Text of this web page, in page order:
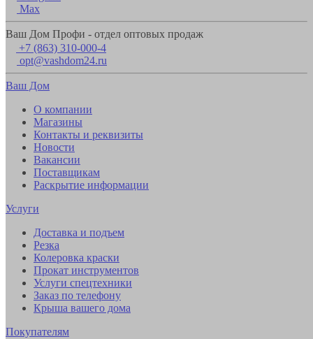
Max
Ваш Дом Профи - отдел оптовых продаж
+7 (863) 310-000-4
opt@vashdom24.ru
Ваш Дом
О компании
Магазины
Контакты и реквизиты
Новости
Вакансии
Поставщикам
Раскрытие информации
Услуги
Доставка и подъем
Резка
Колеровка краски
Прокат инструментов
Услуги спецтехники
Заказ по телефону
Крыша вашего дома
Покупателям